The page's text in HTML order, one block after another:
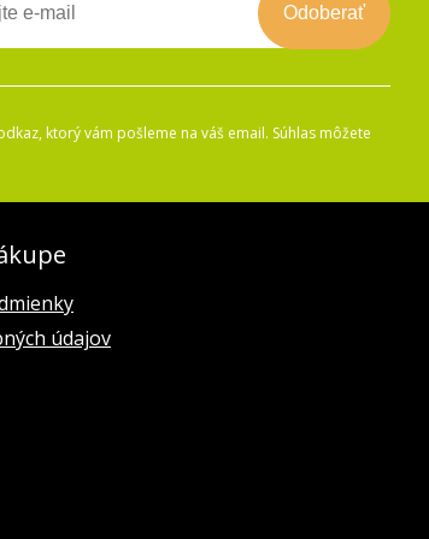
Odoberať
ktorý vám pošleme na váš email. Súhlas môžete
údajov